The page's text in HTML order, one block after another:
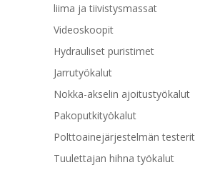
liima ja tiivistysmassat
Videoskoopit
Hydrauliset puristimet
Jarrutyökalut
Nokka-akselin ajoitustyökalut
Pakoputkityökalut
Polttoainejärjestelmän testerit
Tuulettajan hihna työkalut